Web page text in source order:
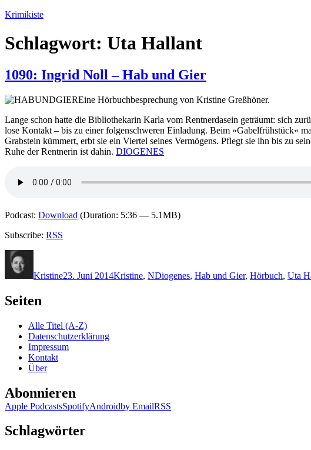
Zum
springen
Krimikiste
Schlagwort: Uta Hallant
1090: Ingrid Noll – Hab und Gier
Eine Hörbuchbesprechung von Kristine Greßhöner.
Lange schon hatte die Bibliothekarin Karla vom Rentnerdasein geträumt: sich
lose Kontakt – bis zu einer folgenschweren Einladung. Beim »Gabelfrühstück«
Grabstein kümmert, erbt sie ein Viertel seines Vermögens. Pflegt sie ihn bis zu
Ruhe der Rentnerin ist dahin. DIOGENES
Podcast: Download (Duration: 5:36 — 5.1MB)
Subscribe: RSS
Kristine23. Juni 2014Kristine, NDiogenes, Hab und Gier, Hörbuch, Uta
Seiten
Alle Titel (A-Z)
Datenschutzerklärung
Impressum
Kontakt
Über
Abonnieren
Apple PodcastsSpotifyAndroidby EmailRSS
Schlagwörter